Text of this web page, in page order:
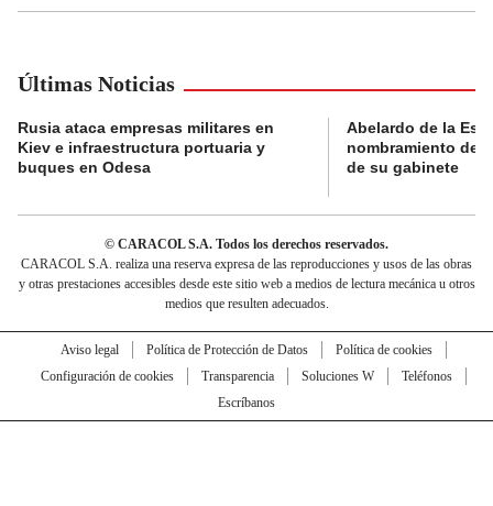
Últimas Noticias
Rusia ataca empresas militares en
Kiev e infraestructura portuaria y
buques en Odesa
Abelardo de la
nombramiento de
de su gabinete
© CARACOL S.A. Todos los derechos reservados.
CARACOL S.A. realiza una reserva expresa de las reproducciones y usos de las obras
y otras prestaciones accesibles desde este sitio web a medios de lectura mecánica u otros
medios que resulten adecuados.
Aviso legal Política de Protección de Datos
Política de cookies
Configuración de cookies
Transparencia Soluciones W
Teléfonos
Escríbanos